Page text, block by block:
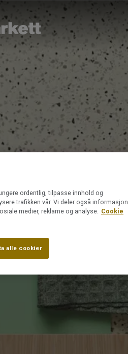
ordentlig, tilpasse innhold og
trafikken vår. Vi deler også informasjon
medier, reklame og analyse. Cookie
alle cookier